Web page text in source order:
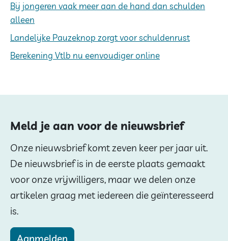
Bij jongeren vaak meer aan de hand dan schulden
alleen
Landelijke Pauzeknop zorgt voor schuldenrust
Berekening Vtlb nu eenvoudiger online
Meld je aan voor de nieuwsbrief
Onze nieuwsbrief komt zeven keer per jaar uit.
De nieuwsbrief is in de eerste plaats gemaakt
voor onze vrijwilligers, maar we delen onze
artikelen graag met iedereen die geïnteresseerd
is.